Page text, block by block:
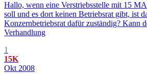
Hallo, wenn eine Verstriebsstelle mit 15
soll und es dort keinen Betriebsrat gibt, ist
Konzernbetriebsrat dafür zuständig? Kann
Verhandlung
1
15K
Okt 2008